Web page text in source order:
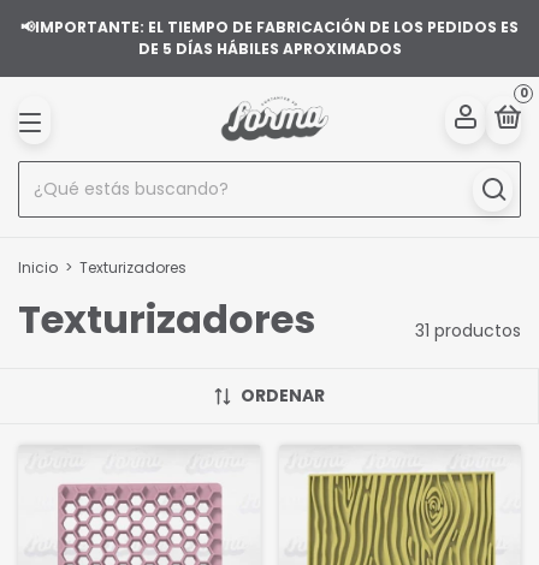
📢IMPORTANTE: EL TIEMPO DE FABRICACIÓN DE LOS PEDIDOS ES
DE 5 DÍAS HÁBILES APROXIMADOS
0
Inicio > Texturizadores
Texturizadores 31 productos
ORDENAR